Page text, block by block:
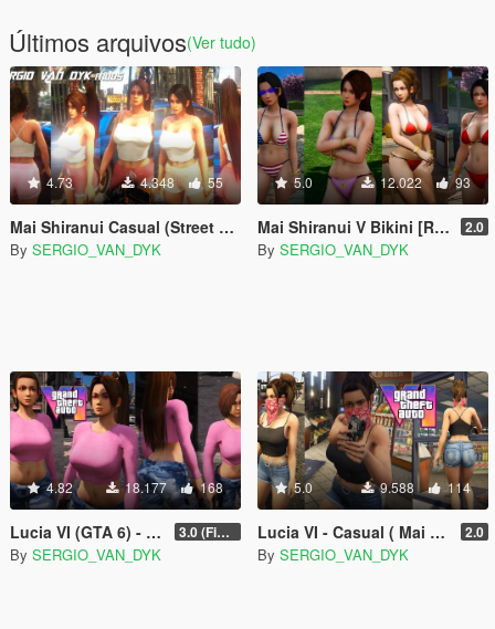
Últimos arquivos(Ver tudo)
4.73 4.348 55
Mai Shiranui Casual (Street Fighter 6) [Add-On Ped | Replace]
By SERGIO_VAN_DYK
5.0 12.022 93
Mai Shiranui V Bikini [Replace |Add-On Ped] 2.0
By SERGIO_VAN_DYK
4.82 18.177 168
Lucia VI (GTA 6) - Mai Shiranui [Add-On Ped | Replace] 3.0 (Final)
By SERGIO_VAN_DYK
5.0 9.588 114
Lucia VI - Casual ( Mai Shiranui - Jill Valentine ) [Add-On Ped | Replace] 2.0
By SERGIO_VAN_DYK